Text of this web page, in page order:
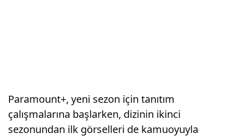
Paramount+, yeni sezon için tanıtım
çalışmalarına başlarken, dizinin ikinci
sezonundan ilk görselleri de kamuoyuyla